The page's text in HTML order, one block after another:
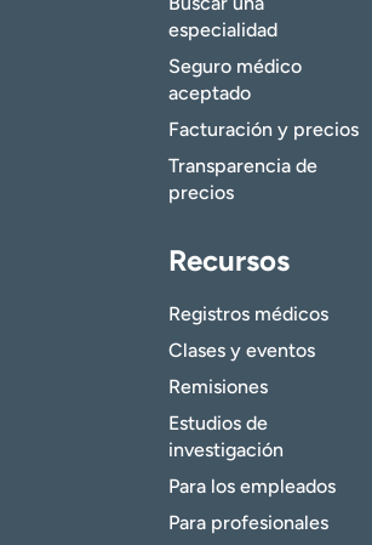
especialidad
Seguro médico
aceptado
Facturación y precios
Transparencia de
precios
Recursos
Registros médicos
Clases y eventos
Remisiones
Estudios de
investigación
Para los empleados
Para profesionales